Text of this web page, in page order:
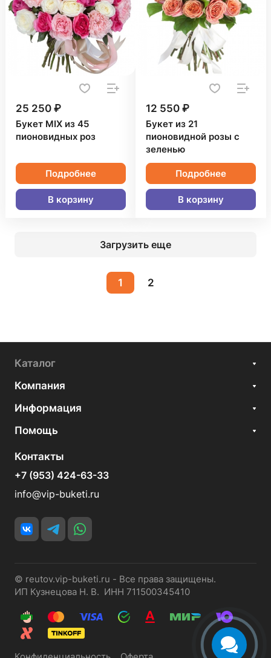
25 250 ₽
Букет MIX из 45
пионовидных роз
Подробнее
В корзину
12 550 ₽
Букет из 21
пионовидной розы с
зеленью
Подробнее
В корзину
Загрузить еще
1 2
Каталог
Компания
Информация
Помощь
Контакты
+7 (953) 424-63-33
info@vip-buketi.ru
© reutov.vip-buketi.ru - Все права защищены.
ИП Кузнецова Н. В. ИНН 711500345410